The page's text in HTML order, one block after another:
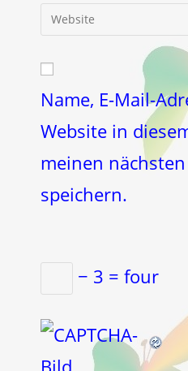
Kommentieren
Mail-
zum
ein
URL
ein
(optional)
Name, E-Mail-
Website in
meinen
speichern.
− 3 = four